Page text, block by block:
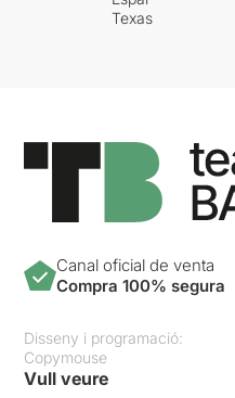
Texas
Canal oficial de venta
Compra 100% segura
Disseny i programació:
Copymouse
Vull veure